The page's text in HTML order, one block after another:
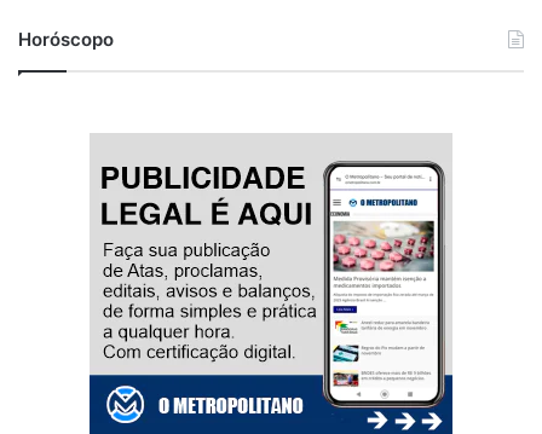
Horóscopo